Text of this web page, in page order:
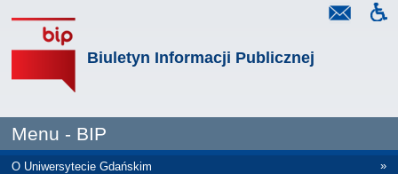
Biuletyn Informacji Publicznej
Menu - BIP
O Uniwersytecie Gdańskim
»